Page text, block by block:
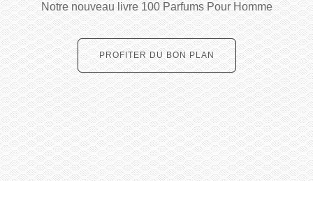
Notre nouveau livre 100 Parfums Pour Homme
PROFITER DU BON PLAN